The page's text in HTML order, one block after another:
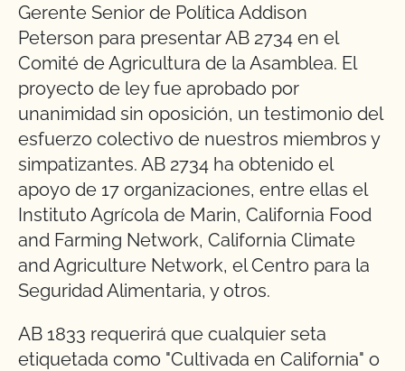
Gerente Senior de Política Addison
Peterson para presentar AB 2734 en el
Comité de Agricultura de la Asamblea. El
proyecto de ley fue aprobado por
unanimidad sin oposición, un testimonio del
esfuerzo colectivo de nuestros miembros y
simpatizantes. AB 2734 ha obtenido el
apoyo de 17 organizaciones, entre ellas el
Instituto Agrícola de Marin, California Food
and Farming Network, California Climate
and Agriculture Network, el Centro para la
Seguridad Alimentaria, y otros.
AB 1833 requerirá que cualquier seta
etiquetada como "Cultivada en California" o